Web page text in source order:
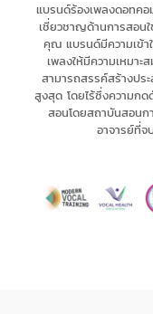
แบรนด์ร้องเพลงดอทคอ
เชี่ยวชาญด้านการสอนใ
คุณ แบรนด์มีความเข้า
เพลงให้มีความเหมาะ
สามารถสรรค์สร้างปร
สูงสุด โดยไร้ซึ่งความกด
สอนโดยสถาบันสอนก
อาจารย์ที่จ